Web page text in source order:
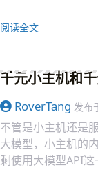
阅读全文
千元小主机和
RoverTang 发布
不管是小主机还是
大模型，小主机的
剩使用大模型API